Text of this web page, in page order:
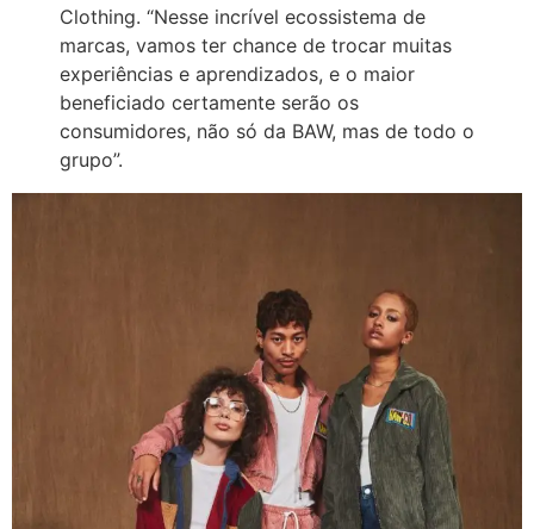
Clothing. “Nesse incrível ecossistema de
marcas, vamos ter chance de trocar muitas
experiências e aprendizados, e o maior
beneficiado certamente serão os
consumidores, não só da BAW, mas de todo o
grupo”.